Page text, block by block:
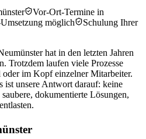
Vor-Ort-Termine in
möglich
Schulung Ihrer
hat in den letzten Jahren
Trotzdem laufen viele Prozesse
im Kopf einzelner Mitarbeiter.
unsere Antwort darauf: keine
dokumentierte Lösungen,